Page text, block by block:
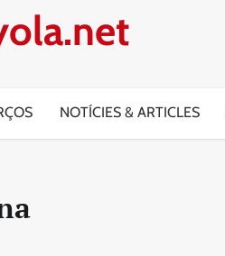
NOTÍCIES & ARTICLES